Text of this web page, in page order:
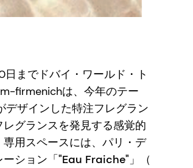
までドバイ・ワールド・ト
firmenichは、今年のテー
ザインした特注フレグラン
グランスを発見する感覚的
用スペースには、パリ・デ
ション「"Eau Fraiche"」（